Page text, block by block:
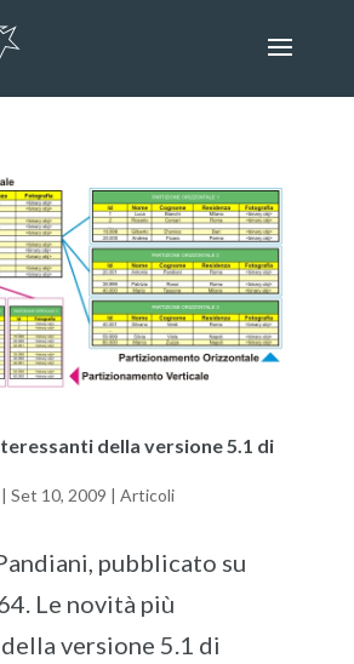
della versione 5.1 di
| Set 10, 2009 | Articoli
pubblicato su
Le novità più
versione 5.1 di